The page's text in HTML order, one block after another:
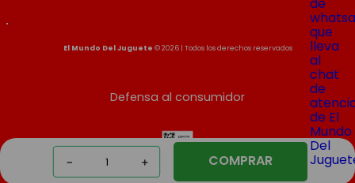
＋
－ COMPRAR
El Mundo Del Juguete © 2026 | Todos los derechos reservados
Defensa al consumidor